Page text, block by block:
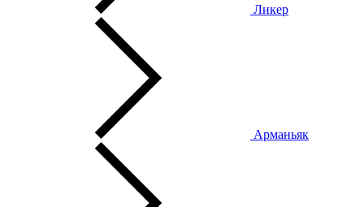
Ликер
Арманьяк